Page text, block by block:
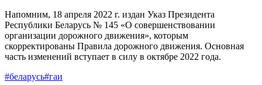
Напомним, 18 апреля 2022 г. издан Указ Президента
Республики Беларусь № 145 «О совершенствовании
организации дорожного движения», которым
скорректированы Правила дорожного движения. Основная
часть изменений вступает в силу в октябре 2022 года.
#беларусь#гаи